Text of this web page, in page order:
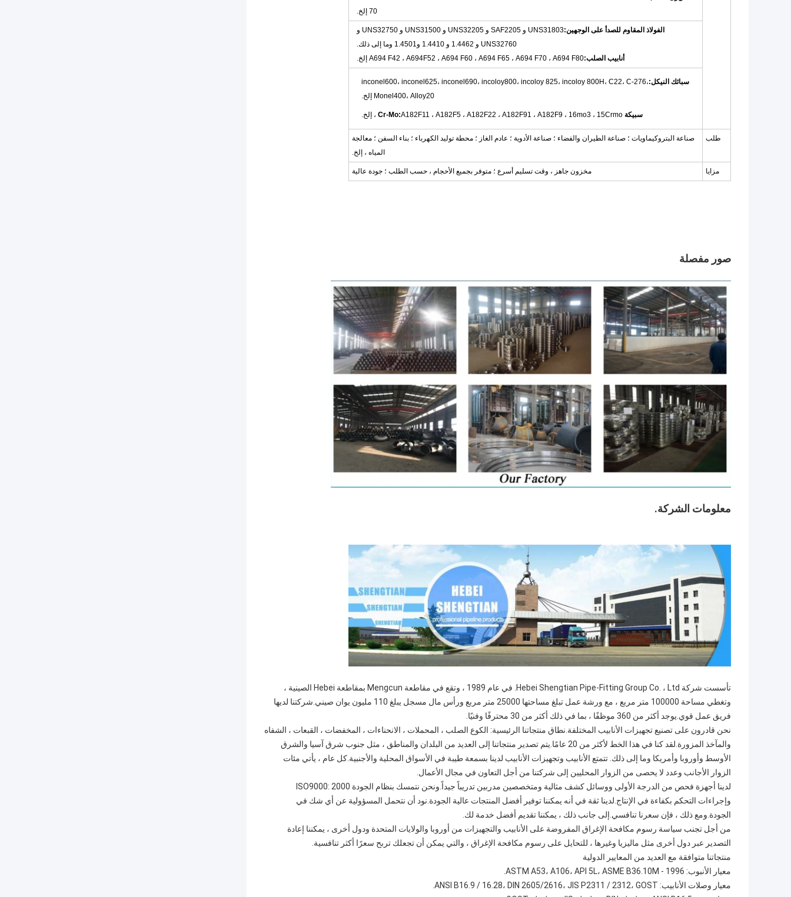
70 إلخ.
الفولاذ المقاوم للصدأ على الوجهين:
UNS31803 و SAF2205 و UNS32205 و UNS31500 و UNS32750 و
UNS32760 و 1.4462 و 1.4410 و1.4501 وما إلى ذلك.
أنابيب الصلب:A694 F42 ، A694F52 ، A694 F60 ، A694 F65 ، A694 F70 ، A694 F80 إلخ.
سبائك النيكل:inconel600، inconel625، inconel690، incoloy800، incoloy 825، incoloy 800H، C22، C-276،
Monel400، Alloy20 إلخ.
سبيكة Cr-Mo: A182F11 ، A182F5 ، A182F22 ، A182F91 ، A182F9 ، 16mo3 ، 15Crmo ، إلخ.
طلب
صناعة البتروكيماويات ؛ صناعة الطيران والفضاء ؛ صناعة الأدوية ؛ عادم الغاز ؛ محطة توليد الكهرباء ؛ بناء السفن ؛ معالجة
المياه ، إلخ.
مزايا مخزون جاهز ، وقت تسليم أسرع ؛ متوفر بجميع الأحجام ، حسب الطلب ؛ جودة عالية
صور مفصلة
معلومات الشركة.
تأسست شركة Hebei Shengtian Pipe-Fitting Group Co. ، Ltd. في عام 1989 ، وتقع في مقاطعة Mengcun بمقاطعة Hebei الصينية ،
وتغطي مساحة 100000 متر مربع ، مع ورشة عمل تبلغ مساحتها 25000 متر مربع ورأس مال مسجل يبلغ 110 مليون يوان صيني.شركتنا لديها
فريق عمل قوي.يوجد أكثر من 360 موظفًا ، بما في ذلك أكثر من 30 محترفًا وفنيًا.
نحن قادرون على تصنيع تجهيزات الأنابيب المختلفة.نطاق منتجاتنا الرئيسية: الكوع الصلب ، المحملات ، الانحناءات ، المخفضات ، القبعات ، الشفاه
والمآخذ المزورة.لقد كنا في هذا الخط لأكثر من 20 عامًا.يتم تصدير منتجاتنا إلى العديد من البلدان والمناطق ، مثل جنوب شرق آسيا والشرق
الأوسط وأوروبا وأمريكا وما إلى ذلك. تتمتع الأنابيب وتجهيزات الأنابيب لدينا بسمعة طيبة في الأسواق المحلية والأجنبية.كل عام ، يأتي مئات
الزوار الأجانب وعدد لا يحصى من الزوار المحليين إلى شركتنا من أجل التعاون في مجال الأعمال.
لدينا أجهزة فحص من الدرجة الأولى ووسائل كشف مثالية ومتخصصين مدربين تدريباً جيداً.ونحن نتمسك بنظام الجودة ISO9000: 2000
وإجراءات التحكم بكفاءة في الإنتاج.لدينا ثقة في أنه يمكننا توفير أفضل المنتجات عالية الجودة.نود أن نتحمل المسؤولية عن أي شك في
الجودة.ومع ذلك ، فإن سعرنا تنافسي.إلى جانب ذلك ، يمكننا تقديم أفضل خدمة لك.
من أجل تجنب سياسة رسوم مكافحة الإغراق المفروضة على الأنابيب والتجهيزات من أوروبا والولايات المتحدة ودول أخرى ، يمكننا إعادة
التصدير عبر دول أخرى مثل ماليزيا وغيرها ، للتحايل على رسوم مكافحة الإغراق ، والتي يمكن أن تجعلك تربح سعرًا أكثر تنافسية.
منتجاتنا متوافقة مع العديد من المعايير الدولية
معيار الأنبوب: ASTM A53، A106، API 5L، ASME B36.10M - 1996.
معيار وصلات الأنابيب: ANSI B16.9 / 16.28، DIN 2605/2616، JIS P2311 / 2312، GOST.